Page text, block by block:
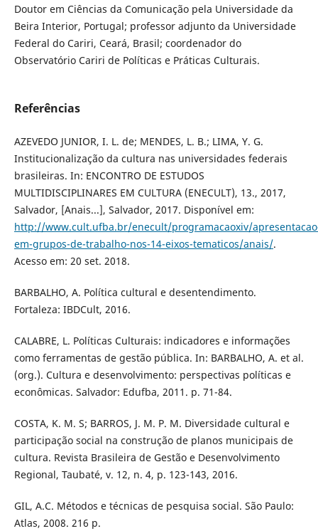
Doutor em Ciências da Comunicação pela Universidade da
Beira Interior, Portugal; professor adjunto da Universidade
Federal do Cariri, Ceará, Brasil; coordenador do
Observatório Cariri de Políticas e Práticas Culturais.
Referências
AZEVEDO JUNIOR, I. L. de; MENDES, L. B.; LIMA, Y. G.
Institucionalização da cultura nas universidades federais
brasileiras. In: ENCONTRO DE ESTUDOS
MULTIDISCIPLINARES EM CULTURA (ENECULT), 13., 2017,
Salvador, [Anais...], Salvador, 2017. Disponível em:
http://www.cult.ufba.br/enecult/programacaoxiv/
em-grupos-de-trabalho-nos-14-eixos-tematicos/anais/.
Acesso em: 20 set. 2018.
BARBALHO, A. Política cultural e desentendimento.
Fortaleza: IBDCult, 2016.
CALABRE, L. Políticas Culturais: indicadores e informações
como ferramentas de gestão pública. In: BARBALHO, A. et al.
(org.). Cultura e desenvolvimento: perspectivas políticas e
econômicas. Salvador: Edufba, 2011. p. 71-84.
COSTA, K. M. S; BARROS, J. M. P. M. Diversidade cultural e
participação social na construção de planos municipais de
cultura. Revista Brasileira de Gestão e Desenvolvimento
Regional, Taubaté, v. 12, n. 4, p. 123-143, 2016.
GIL, A.C. Métodos e técnicas de pesquisa social. São Paulo:
Atlas, 2008. 216 p.